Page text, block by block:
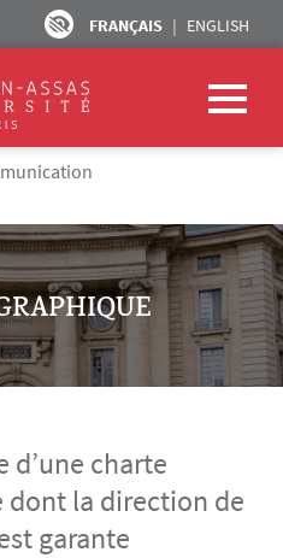
FRANÇAIS ENGLISH
d’une charte
la direction de
garante